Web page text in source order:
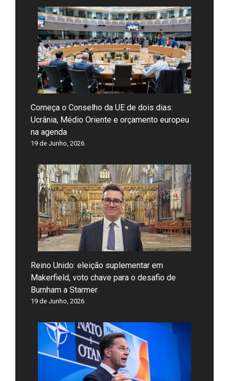
Começa o Conselho da UE de dois dias:
Ucrânia, Médio Oriente e orçamento europeu
na agenda
19 de Junho, 2026
Reino Unido: eleição suplementar em
Makerfield, voto chave para o desafio de
Burnham a Starmer
19 de Junho, 2026